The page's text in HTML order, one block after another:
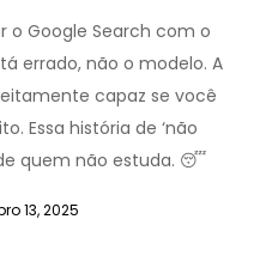
o Google Search com o
errado, não o modelo. A
capaz se você
Essa história de ‘não
quem não estuda. 😴
13, 2025